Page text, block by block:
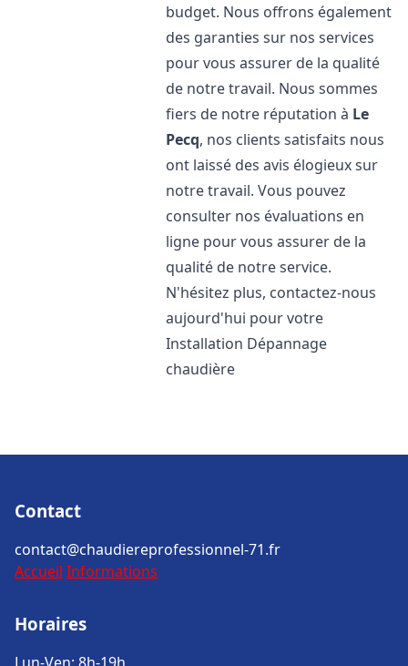
budget. Nous offrons également
des garanties sur nos services
pour vous assurer de la qualité
de notre travail. Nous sommes
fiers de notre réputation à Le
Pecq, nos clients satisfaits nous
ont laissé des avis élogieux sur
notre travail. Vous pouvez
consulter nos évaluations en
ligne pour vous assurer de la
qualité de notre service.
N'hésitez plus, contactez-nous
aujourd'hui pour votre
Installation Dépannage
chaudière
Contact
contact@chaudiereprofessionnel-71.fr
Accueil Informations
Horaires